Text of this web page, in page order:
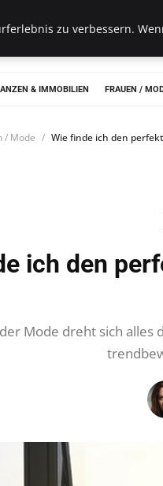
& IMMOBILIEN FRAUEN /
/ Mode Wie finde ich den
ich den
Mode dreht sich alles
zu verbessern.